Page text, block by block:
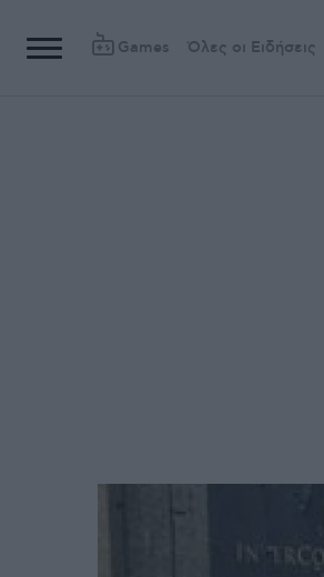
Games Όλες οι Ειδήσεις